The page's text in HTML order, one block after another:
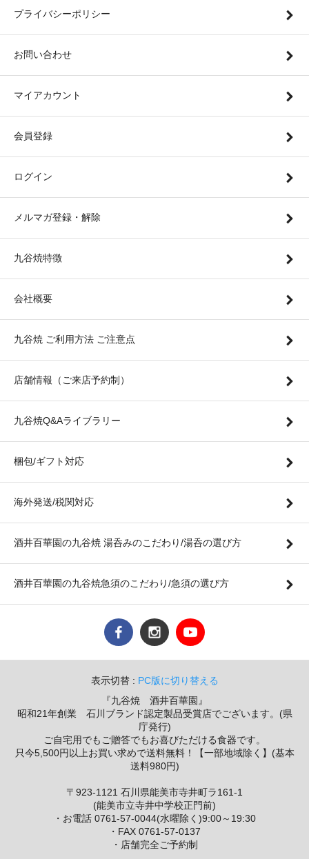
プライバシーポリシー
お問い合わせ
マイアカウント
会員登録
ログイン
メルマガ登録・解除
九谷焼特徴
会社概要
九谷焼 ご利用方法 ご注意点
店舗情報（ご来店予約制）
九谷焼Q&Aライブラリー
梱包/ギフト対応
海外発送/税関対応
酒井百華園の九谷焼 湯呑みのこだわり/湯呑の選び方
酒井百華園の九谷焼急須のこだわり/急須の選び方
表示切替 : PC版に切り替える
『九谷焼 酒井百華園』
昭和21年創業 石川ブランド認定製品受賞店でございます。(県
庁発行)
ご自宅用でもご贈答でもお喜びただける食器です。
只今5,500円以上お買い求めで送料無料！【一部地域除く】(基本
送料980円)
〒923-1121 石川県能美市寺井町ラ161-1
(能美市立寺井中学校正門前)
・お電話 0761-57-0044(水曜除く)9:00～19:30
・FAX 0761-57-0137
・店舗完全ご予約制